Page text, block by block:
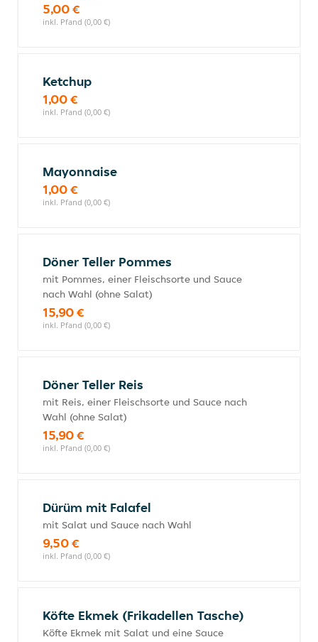
5,00 €
inkl. Pfand (0,00 €)
Ketchup
1,00 €
inkl. Pfand (0,00 €)
Mayonnaise
1,00 €
inkl. Pfand (0,00 €)
Döner Teller Pommes
mit Pommes, einer Fleischsorte und Sauce
nach Wahl (ohne Salat)
15,90 €
inkl. Pfand (0,00 €)
Döner Teller Reis
mit Reis, einer Fleischsorte und Sauce nach
Wahl (ohne Salat)
15,90 €
inkl. Pfand (0,00 €)
Dürüm mit Falafel
mit Salat und Sauce nach Wahl
9,50 €
inkl. Pfand (0,00 €)
Köfte Ekmek (Frikadellen Tasche)
Köfte Ekmek mit Salat und eine Sauce